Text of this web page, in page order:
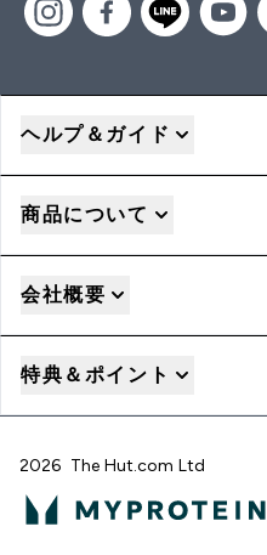
ヘルプ＆ガイド
商品について
会社概要
特典＆ポイント
2026 The Hut.com Ltd